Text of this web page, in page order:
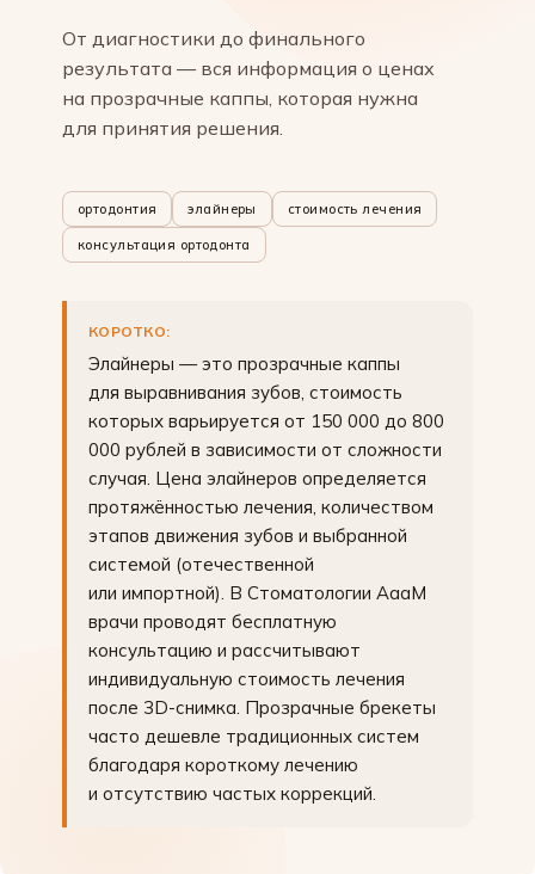
От диагностики до финального
результата — вся информация о ценах
на прозрачные каппы, которая нужна
для принятия решения.
ортодонтия элайнеры стоимость лечения
консультация ортодонта
КОРОТКО:
Элайнеры — это прозрачные каппы
для выравнивания зубов, стоимость
которых варьируется от 150 000 до 800
000 рублей в зависимости от сложности
случая. Цена элайнеров определяется
протяжённостью лечения, количеством
этапов движения зубов и выбранной
системой (отечественной
или импортной). В Стоматологии АааМ
врачи проводят бесплатную
консультацию и рассчитывают
индивидуальную стоимость лечения
после 3D-снимка. Прозрачные брекеты
часто дешевле традиционных систем
благодаря короткому лечению
и отсутствию частых коррекций.